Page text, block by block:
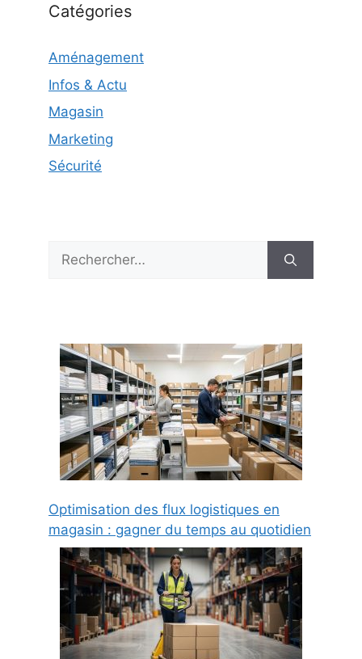
Catégories
Aménagement
Infos & Actu
Magasin
Marketing
Sécurité
Rechercher :
Optimisation des flux logistiques en
magasin : gagner du temps au quotidien